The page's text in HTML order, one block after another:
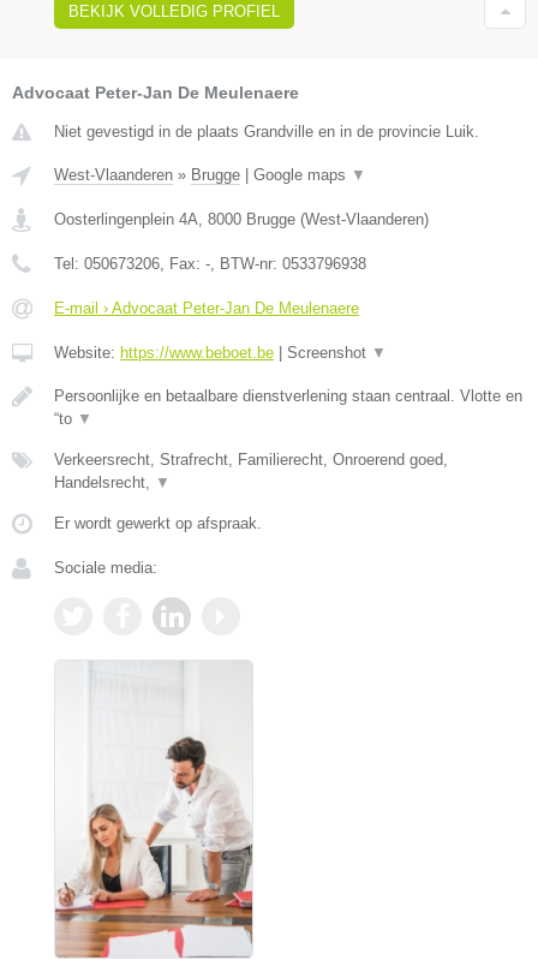
BEKIJK VOLLEDIG PROFIEL
Advocaat Peter-Jan De Meulenaere
Niet gevestigd in de plaats Grandville en in de provincie Luik.
West-Vlaanderen » Brugge Google maps ▼
Oosterlingenplein 4A 8000 Brugge (West-Vlaanderen)
Tel: 050673206 , Fax: - , BTW-nr: 0533796938
E-mail › Advocaat Peter-Jan De Meulenaere
Website: https://www.beboet.be Screenshot ▼
Persoonlijke en betaalbare dienstverlening staan centraal. Vlotte en
“to ▼
Verkeersrecht, Strafrecht, Familierecht, Onroerend goed,
Handelsrecht,
▼
Er wordt gewerkt op afspraak.
Sociale media: